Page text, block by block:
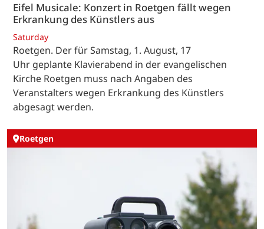
Eifel Musicale: Konzert in Roetgen fällt wegen
Erkrankung des Künstlers aus
Saturday
Roetgen. Der für Samstag, 1. August, 17
Uhr geplante Klavierabend in der evangelischen
Kirche Roetgen muss nach Angaben des
Veranstalters wegen Erkrankung des Künstlers
abgesagt werden.
Roetgen